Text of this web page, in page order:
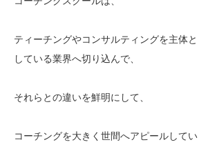
ティーチングやコンサルティングを主体と
している業界へ切り込んで、
それらとの違いを鮮明にして、
コーチングを大きく世間へアピールしてい